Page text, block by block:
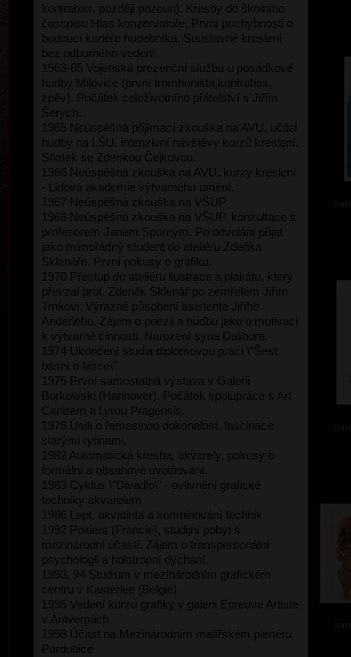
kontrabas, později pozoun). Kresby do školního
časopisu Hlas konzervatoře. První pochybnosti o
budoucí kariéře hudebníka. Soustavné kreslení
bez odborného vedení.
1963-65 Vojenská prezenční služba u posádkové
hudby Milovice (první trombonista,kontrabas,
zpěv). Počátek celoživotního přátelství s Jiřím
Šerých.
1965 Neúspěšná přijímací zkouška na AVU, učitel
hudby na LŠU, intenzivní návštěvy kurzů kreslení.
Sňatek se Zdenkou Čejkovou.
1966 Neúspěšná zkouška na AVU, kurzy kreslení
- Lidová akademie výtvarného umění.
1967 Neúspěšná zkouška na VŠUP
1968 Neúspěšná zkouška na VŠUP, konzultace s
profesorem Janem Spurným. Po odvolání přijat
jako mimořádný student do ateliéru Zdeňka
Sklenáře. První pokusy o grafiku.
1970 Přestup do ateliéru ilustrace a plakátu, který
převzal prof. Zdeněk Sklenář po zemřelém Jiřím
Trnkovi. Výrazné působení asistenta Jiřího
Anderleho. Zájem o poezii a hudbu jako o motivaci
k výtvarné činnosti. Narození syna Dalibora.
1974 Ukončení studia diplomovou prací \"Šest
básní o lásce\"
1975 První samostatná výstava v Galerii
Borkowski (Hannover). Počátek spolupráce s Art
Centrem a Lyrou Pragensis.
1976 Úsilí o řemeslnou dokonalost, fascinace
starými rytinami.
1982 Automatická kresba, akvarely, pokusy o
formální a obsahové uvolňování.
1983 Cyklus \"Divadlo\" - ovlivnění grafické
techniky akvarelem
1986 Lept, akvatinta a kombinování technik
1992 Poitiers (Francie), studijní pobyt s
mezinárodní účastí. Zájem o transpersonální
psychologii a holotropní dýchání.
1993, 94 Studium v mezinárodním grafickém
centru v Kasterlee (Belgie)
1995 Vedení kurzu grafiky v galerii Epreuve Artiste
v Antverpách
1998 Účast na Mezinárodním malířském plenéru
Pardubice